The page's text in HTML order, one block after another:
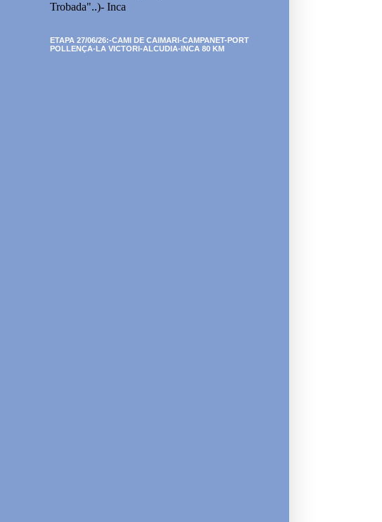
Trobada"..)- Inca
ETAPA 27/06/26:-CAMI DE CAIMARI-CAMPANET-PORT
POLLENÇA-LA VICTORI-ALCUDIA-INCA 80 KM